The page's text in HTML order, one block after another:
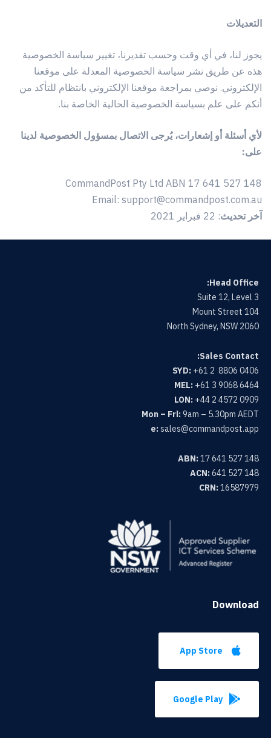
التعديلات
يجوز لنا، في أي وقت وحسب تقديرنا، تغيير سياسة الخصوصية
هذه عن طريق نشر سياسة الخصوصية المعدلة على موقعنا
الإلكتروني. نوصي بمراجعة موقعنا الإلكتروني بانتظام للتأكد من
أنكم على علم بسياسة الخصوصية الحالية الخاصة بنا.
لأي أسئلة أو إشعارات، يُرجى الاتصال بمسؤول الخصوصية لدينا
على:
CommandPost Pty Ltd ABN 17 641 527 148
Email: support@commandpost.com.au
آخر تحديث: 22 فبراير 2021
Head Office:
Suite 12, Level 3
104 Mount Street
North Sydney, NSW 2060
Sales Contact:
SYD: +61 2 8806 0406
MEL: +61 3 9068 6464
LON: +44 2 4572 0909
Mon – Fri:9am – 5.30pm AEDT
e:sales@commandpost.app
ABN:17 641 527 148
ACN:641 527 148
CRN:16587979
Download
App Store
Google Play